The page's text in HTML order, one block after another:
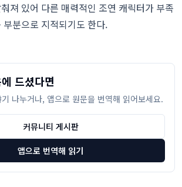
져 있어 다른 매력적인 조연 캐릭터가 부족
분으로 지적되기도 한다.
드셨다면
나누거나, 앱으로 원문을 번역해 읽어보세요.
커뮤니티 게시판
앱으로 번역해 읽기